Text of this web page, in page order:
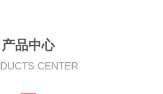
产品中心
CENTER